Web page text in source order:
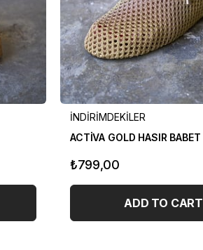
İNDİRİMDEKİLER
ACTİVA GOLD HASIR BABET
₺799,00
ADD TO CART